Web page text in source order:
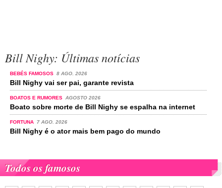
Bill Nighy: Últimas notícias
BEBÉS FAMOSOS 8 AGO. 2026
Bill Nighy vai ser pai, garante revista
BOATOS E RUMORES AGOSTO 2026
Boato sobre morte de Bill Nighy se espalha na internet
FORTUNA 7 AGO. 2026
Bill Nighy é o ator mais bem pago do mundo
Todos os famosos